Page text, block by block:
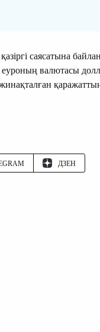
саясатына
валютасы
ДЗЕН